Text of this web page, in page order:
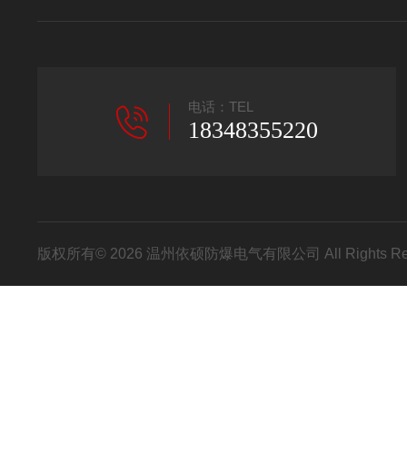
电话：TEL
18348355220
版权所有© 2026 温州依硕防爆电气有限公司 All Rights